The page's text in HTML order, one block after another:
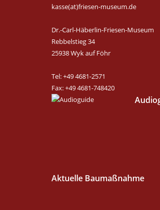
kasse(at)friesen-museum.de
Dr.-Carl-Häberlin-Friesen-Museum
Rebbelstieg 34
25938 Wyk auf Föhr
Tel: +49 4681-2571
Fax: +49 4681-748420
Aktuelle Baumaßnahme